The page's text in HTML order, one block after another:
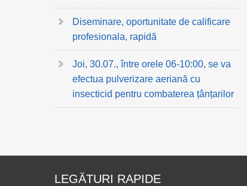
Diseminare, oportunitate de calificare
profesionala, rapidă
Joi, 30.07., între orele 06-10:00, se va
efectua pulverizare aeriană cu
insecticid pentru combaterea țânțarilor
LEGĂTURI RAPIDE